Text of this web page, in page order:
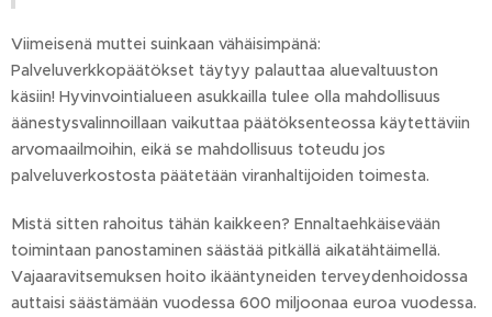
Viimeisenä muttei suinkaan vähäisimpänä:
Palveluverkkopäätökset täytyy palauttaa aluevaltuuston
käsiin! Hyvinvointialueen asukkailla tulee olla mahdollisuus
äänestysvalinnoillaan vaikuttaa päätöksenteossa käytettäviin
arvomaailmoihin, eikä se mahdollisuus toteudu jos
palveluverkostosta päätetään viranhaltijoiden toimesta.
Mistä sitten rahoitus tähän kaikkeen? Ennaltaehkäisevään
toimintaan panostaminen säästää pitkällä aikatähtäimellä.
Vajaaravitsemuksen hoito ikääntyneiden terveydenhoidossa
auttaisi säästämään vuodessa 600 miljoonaa euroa vuodessa.